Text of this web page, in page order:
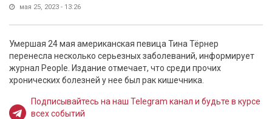
мая 25, 2023 - 13:26
Умершая 24 мая американская певица Тина Тёрнер
перенесла несколько серьезных заболеваний, информирует
журнал People. Издание отмечает, что среди прочих
хронических болезней у нее был рак кишечника.
Подписывайтесь на наш Telegram канал и будьте в курсе
всех событий